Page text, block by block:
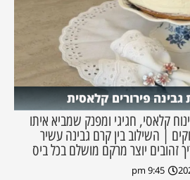
פירורים קלאסית
קלאסי, חגיגי ומפנק שמביא איתו
| השילוב בין קרם גבינה עשיר
זהובים יוצר מרקם מושלם בכל ביס
9:45 pm